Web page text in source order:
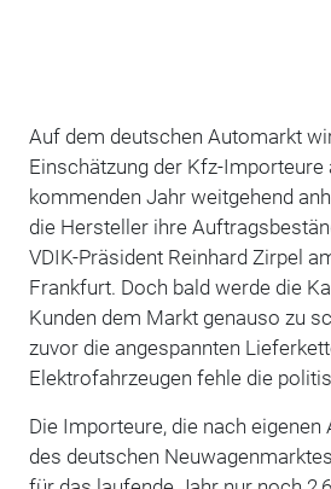
Auf dem deutschen Automarkt
Einschätzung der Kfz-Importeure
kommenden Jahr weitgehend
die Hersteller ihre
VDIK-Präsident Reinhard Zirpel
Frankfurt. Doch bald werde die
Kunden dem Markt genauso zu
zuvor die angespannten
Elektrofahrzeugen fehle die
Die Importeure, die nach eigenen
des deutschen